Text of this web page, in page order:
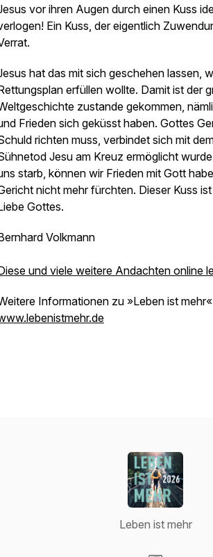
vor ihren Augen durch einen Kuss
Ein Kuss, der eigentlich
hat das mit sich geschehen lassen,
erfüllen wollte. Damit ist der
zustande gekommen,
Frieden sich geküsst haben. Gottes
richten muss, verbindet sich mit
Jesu am Kreuz ermöglicht
starb, können wir Frieden mit Gott
nicht mehr fürchten. Dieser Kuss
Gottes.
Volkmann
und viele weitere Andachten online
Informationen zu »Leben ist
Leben ist mehr